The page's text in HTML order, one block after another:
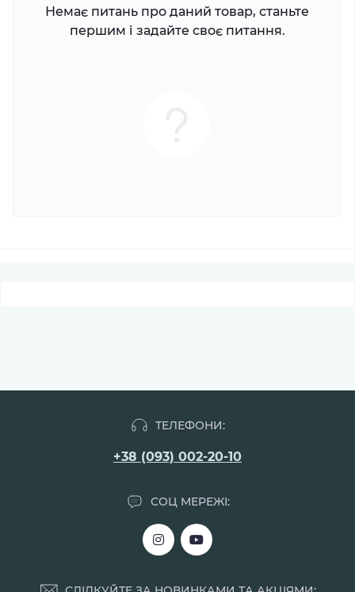
Немає питань про даний товар, станьте
першим і задайте своє питання.
ТЕЛЕФОНИ:
+38 (093) 002-20-10
СОЦ МЕРЕЖІ: